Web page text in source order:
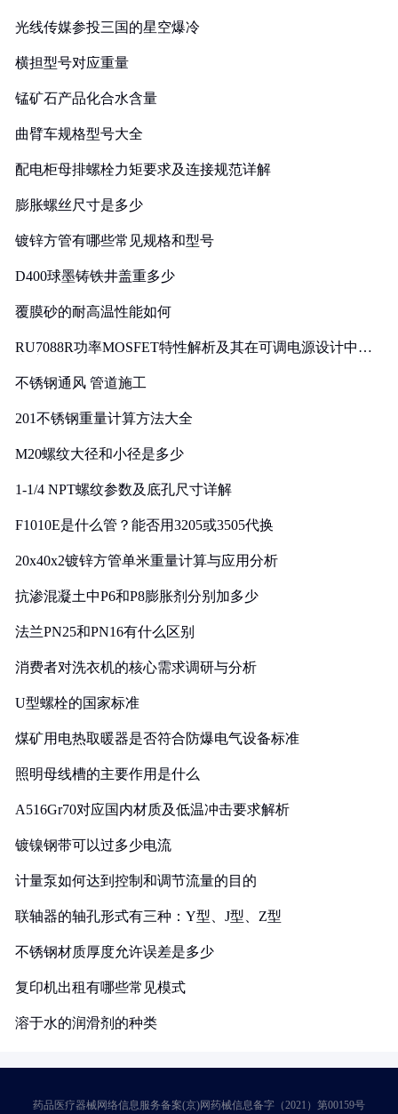
光线传媒参投三国的星空爆冷
横担型号对应重量
锰矿石产品化合水含量
曲臂车规格型号大全
配电柜母排螺栓力矩要求及连接规范详解
膨胀螺丝尺寸是多少
镀锌方管有哪些常见规格和型号
D400球墨铸铁井盖重多少
覆膜砂的耐高温性能如何
RU7088R功率MOSFET特性解析及其在可调电源设计中的
不锈钢通风 管道施工
201不锈钢重量计算方法大全
M20螺纹大径和小径是多少
1-1/4 NPT螺纹参数及底孔尺寸详解
F1010E是什么管？能否用3205或3505代换
20x40x2镀锌方管单米重量计算与应用分析
抗渗混凝土中P6和P8膨胀剂分别加多少
法兰PN25和PN16有什么区别
消费者对洗衣机的核心需求调研与分析
U型螺栓的国家标准
煤矿用电热取暖器是否符合防爆电气设备标准
照明母线槽的主要作用是什么
A516Gr70对应国内材质及低温冲击要求解析
镀镍钢带可以过多少电流
计量泵如何达到控制和调节流量的目的
联轴器的轴孔形式有三种：Y型、J型、Z型
不锈钢材质厚度允许误差是多少
复印机出租有哪些常见模式
溶于水的润滑剂的种类
药品医疗器械网络信息服务备案(京)网药械信息备字（2021）第00159号